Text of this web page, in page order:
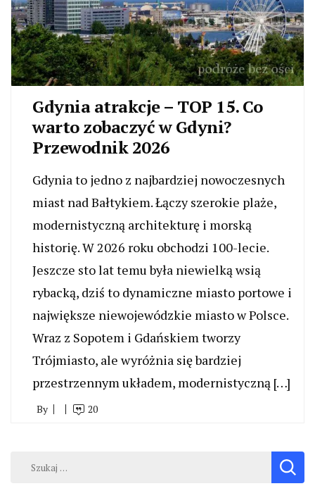
Gdynia atrakcje – TOP 15. Co
warto zobaczyć w Gdyni?
Przewodnik 2026
Gdynia to jedno z najbardziej nowoczesnych
miast nad Bałtykiem. Łączy szerokie plaże,
modernistyczną architekturę i morską
historię. W 2026 roku obchodzi 100-lecie.
Jeszcze sto lat temu była niewielką wsią
rybacką, dziś to dynamiczne miasto portowe i
największe niewojewódzkie miasto w Polsce.
Wraz z Sopotem i Gdańskiem tworzy
Trójmiasto, ale wyróżnia się bardziej
przestrzennym układem, modernistyczną […]
By 20
Szukaj: